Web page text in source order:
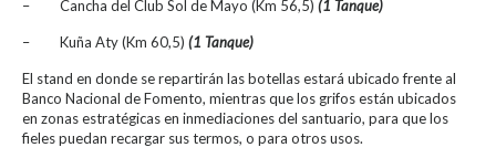
– Cancha del Club Sol de Mayo (Km 56,5) (1 Tanque)
– Kuña Aty (Km 60,5) (1 Tanque)
El stand en donde se repartirán las botellas estará ubicado frente al
Banco Nacional de Fomento, mientras que los grifos están ubicados
en zonas estratégicas en inmediaciones del santuario, para que los
fieles puedan recargar sus termos, o para otros usos.